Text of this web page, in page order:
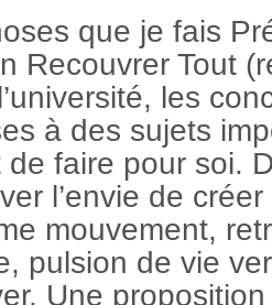
que je fais
Recouvrer Tout
les
à des sujets
de faire pour soi.
l’envie de
mouvement,
pulsion de vie
Une